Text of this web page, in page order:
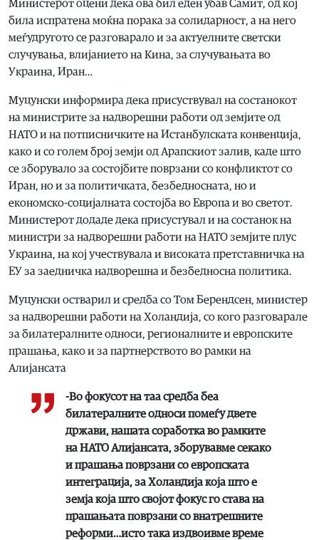
Министерот оцени дека ова бил еден убав Самит, од кој
била испратена моќна порака за солидарност, а на него
меѓудругото се разговарало и за актуелните светски
случувања, влијанието на Кина, за случувањата во
Украина, Иран…
Муцунски информира дека присуствувал на состанокот
на министрите за надворешни работи од земјите од
НАТО и на потписничките на Истанбулската конвенција,
како и со голем број земји од Арапскиот залив, каде што
се зборувало за состојбите поврзани со конфликтот со
Иран, но и за политичката, безбедносната, но и
економско-социјалната состојба во Европа и во светот.
Министерот додаде дека присустувал и на состанок на
министри за надворешни работи на НАТО земјите плус
Украина, на кој учествувала и високата претставничка на
ЕУ за заедничка надворешна и безбедносна политика.
Муцунски остварил и средба со Том Берендсен, министер
за надворешни работи на Холандија, со кого разговарале
за билатералните односи, регионалните и европските
прашања, како и за партнерството во рамки на
Алијансата
-Во фокусот на таа средба беа
билатералните односи помеѓу двете
држави, нашата соработка во рамките
на НАТО Алијансата, зборувавме секако
и прашања поврзани со европската
интеграција, за Холандија која што е
земја која што својот фокус го става на
прашањата поврзани со внатрешните
реформи…исто така издвоивме време